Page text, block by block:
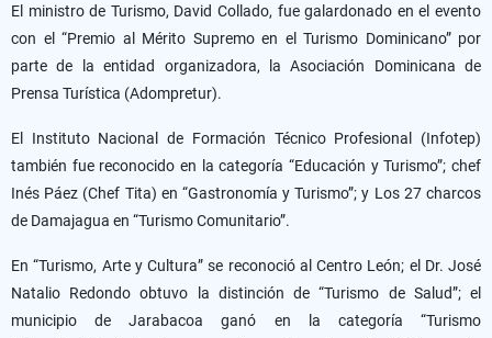
El ministro de Turismo, David Collado, fue galardonado en el evento
con el “Premio al Mérito Supremo en el Turismo Dominicano” por
parte de la entidad organizadora, la Asociación Dominicana de
Prensa Turística (Adompretur).
El Instituto Nacional de Formación Técnico Profesional (Infotep)
también fue reconocido en la categoría “Educación y Turismo”; chef
Inés Páez (Chef Tita) en “Gastronomía y Turismo”;y Los 27 charcos
de Damajagua en “Turismo Comunitario”.
En “Turismo, Arte y Cultura” se reconoció al Centro León; el Dr. José
Natalio Redondo obtuvo la distinción de “Turismo de Salud”; el
municipio de Jarabacoa ganó en la categoría “Turismo